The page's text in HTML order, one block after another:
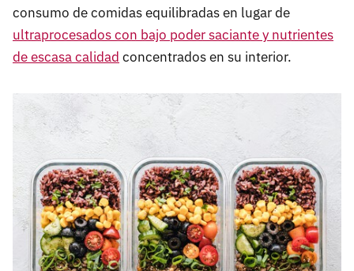
consumo de comidas equilibradas en lugar de
ultraprocesados con bajo poder saciante y nutrientes
de escasa calidad concentrados en su interior.